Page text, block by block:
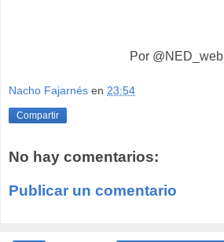
Por @NED_web
Nacho Fajarnés en 23:54
Compartir
No hay comentarios:
Publicar un comentario